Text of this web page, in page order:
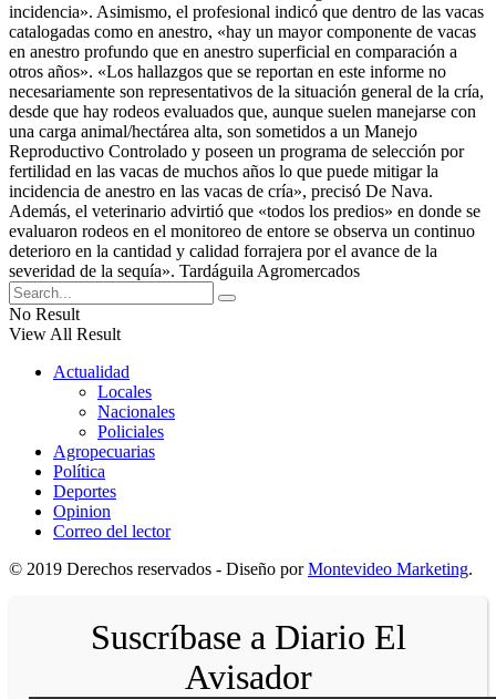
incidencia». Asimismo, el profesional indicó que dentro de las vacas
catalogadas como en anestro, «hay un mayor componente de vacas
en anestro profundo que en anestro superficial en comparación a
otros años». «Los hallazgos que se reportan en este informe no
necesariamente son representativos de la situación general de la cría,
desde que hay rodeos evaluados que, aunque suelen manejarse con
una carga animal/hectárea alta, son sometidos a un Manejo
Reproductivo Controlado y poseen un programa de selección por
fertilidad en las vacas de muchos años lo que puede mitigar la
incidencia de anestro en las vacas de cría», precisó De Nava.
Además, el veterinario advirtió que «todos los predios» en donde se
evaluaron rodeos en el monitoreo de entore se observa un continuo
deterioro en la cantidad y calidad forrajera por el avance de la
severidad de la sequía». Tardáguila Agromercados
No Result
View All Result
Actualidad
Locales
Nacionales
Policiales
Agropecuarias
Política
Deportes
Opinion
Correo del lector
© 2019 Derechos reservados - Diseño porMontevideo Marketing.
Suscríbase a Diario El
Avisador